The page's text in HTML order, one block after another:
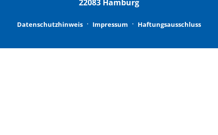
22083 Hamburg
Datenschutzhinweis Impressum Haftungsausschluss